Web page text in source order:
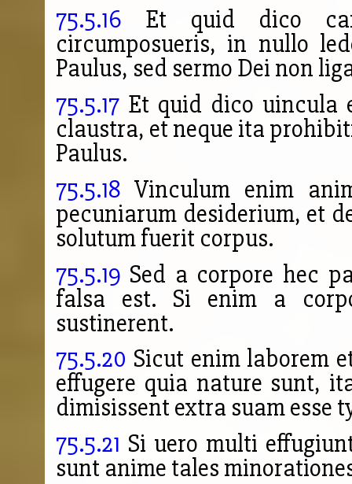
75.5.16 Et quid dico
circumposueris, in nullo
Paulus, sed sermo Dei non
75.5.17Et quid dico uincula
claustra, et neque ita
Paulus.
75.5.18 Vinculum enim
pecuniarum desiderium, et
solutum fuerit corpus.
75.5.19 Sed a corpore hec
falsa est. Si enim a
sustinerent.
75.5.20 Sicut enim laborem
effugere quia nature sunt,
dimisissent extra suam esse
75.5.21 Si uero multi
sunt anime tales